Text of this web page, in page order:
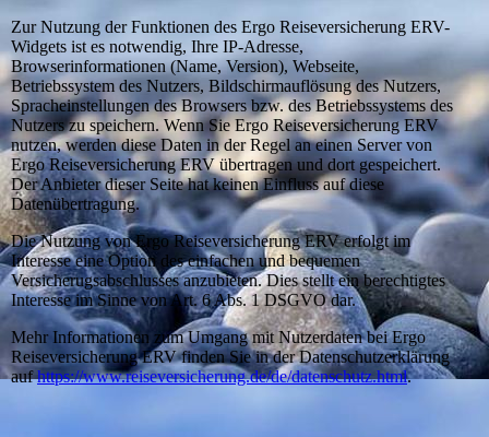
Zur Nutzung der Funktionen des Ergo Reiseversicherung ERV-
Widgets ist es notwendig, Ihre IP-Adresse,
Browserinformationen (Name, Version), Webseite,
Betriebssystem des Nutzers, Bildschirmauflösung des Nutzers,
Spracheinstellungen des Browsers bzw. des Betriebssystems des
Nutzers zu speichern. Wenn Sie Ergo Reiseversicherung ERV
nutzen, werden diese Daten in der Regel an einen Server von
Ergo Reiseversicherung ERV übertragen und dort gespeichert.
Der Anbieter dieser Seite hat keinen Einfluss auf diese
Datenübertragung.
Die Nutzung von Ergo Reiseversicherung ERV erfolgt im
Interesse eine Option des einfachen und bequemen
Versicherugsabschlusses anzubieten. Dies stellt ein berechtigtes
Interesse im Sinne von Art. 6 Abs. 1 DSGVO dar.
Mehr Informationen zum Umgang mit Nutzerdaten bei Ergo
Reiseversicherung ERV finden Sie in der Datenschutzerklärung
aufhttps://www.reiseversicherung.de/de/datenschutz.html.